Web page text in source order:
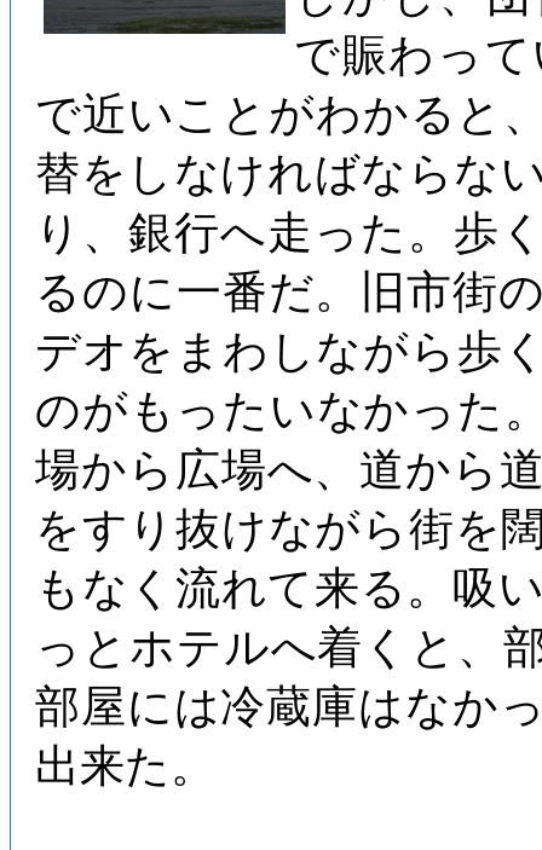
で賑わっ
で近いことがわかると
替をしなければならな
り、銀行へ走った。歩
るのに一番だ。旧市街
デオをまわしながら歩
のがもったいなかった
場から広場へ、道から
をすり抜けながら街を
もなく流れて来る。吸
っとホテルへ着くと、
部屋には冷蔵庫はなか
出来た。